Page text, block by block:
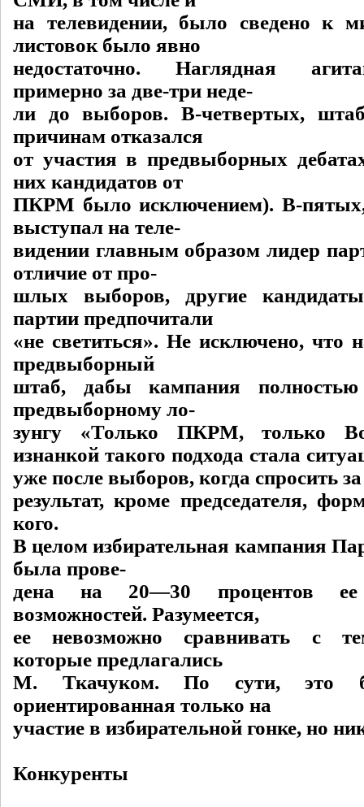
на телевидении, было сведено к
листовок было явно
недостаточно. Наглядная
примерно за две-три неде-
ли до выборов. В-четвертых,
причинам отказался
от участия в предвыборных
них кандидатов от
ПКРМ было исключением). В-
выступал на теле-
видении главным образом лидер
отличие от про-
шлых выборов, другие
партии предпочитали
«не светиться». Не исключено, что
предвыборный
штаб, дабы кампания полностью
предвыборному ло-
зунгу «Только ПКРМ, только
изнанкой такого подхода стала
уже после выборов, когда спросить
результат, кроме председателя,
кого.
В целом избирательная кампания
была прове-
дена на 20—30 процентов ее
возможностей. Разумеется,
ее невозможно сравнивать с
которые предлагались
М. Ткачуком. По сути, это
ориентированная только на
участие в избирательной гонке, но
Конкуренты